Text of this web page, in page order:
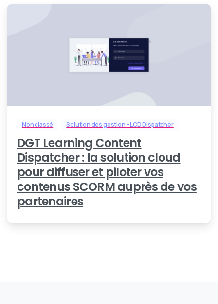
Non classé Solution des gestion - LCD Dispatcher
DGT Learning Content
Dispatcher : la solution cloud
pour diffuser et piloter vos
contenus SCORM auprès de vos
partenaires